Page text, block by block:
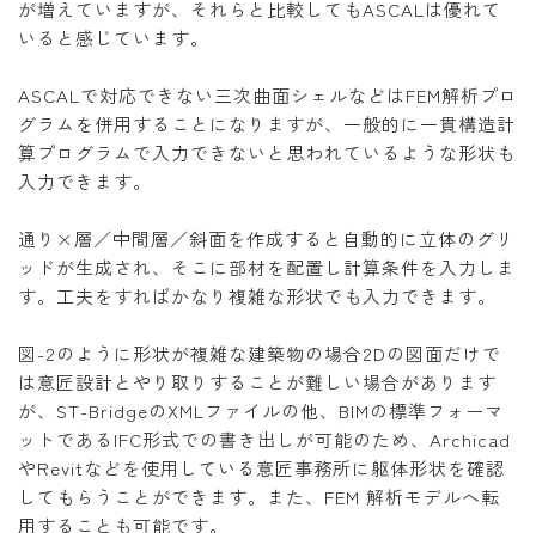
が増えていますが、それらと比較してもASCALは優れて
いると感じています。
ASCALで対応できない三次曲面シェルなどはFEM解析プロ
グラムを併用することになりますが、一般的に一貫構造計
算プログラムで入力できないと思われているような形状も
入力できます。
通り×層／中間層／斜面を作成すると自動的に立体のグリ
ッドが生成され、そこに部材を配置し計算条件を入力しま
す。工夫をすればかなり複雑な形状でも入力できます。
図-2のように形状が複雑な建築物の場合2Dの図面だけで
は意匠設計とやり取りすることが難しい場合があります
が、ST-BridgeのXMLファイルの他、BIMの標準フォーマ
ットであるIFC形式での書き出しが可能のため、Archicad
やRevitなどを使用している意匠事務所に躯体形状を確認
してもらうことができます。また、FEM 解析モデルへ転
用することも可能です。